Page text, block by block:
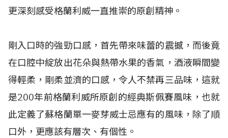
更深刻感受格蘭利威一直推崇的原創精神。
剛入口時的強勁口感，首先帶來味蕾的震撼，而後竟
在口腔中綻放出花朵與熱帶水果的香氣，酒液瞬間變
得輕柔，剛柔並濟的口感，令人不禁再三品味，這就
是200年前格蘭利威所原創的經典斯佩賽風味，也就
此定義了蘇格蘭單一麥芽威士忌應有的風味，除了順
口外，更應該有層次、有個性。